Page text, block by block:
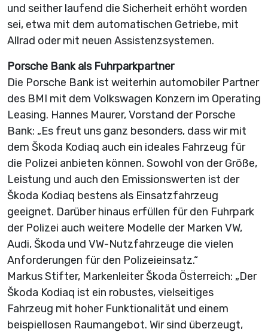
und seither laufend die Sicherheit erhöht worden
sei, etwa mit dem automatischen Getriebe, mit
Allrad oder mit neuen Assistenzsystemen.
Porsche Bank als Fuhrparkpartner
Die Porsche Bank ist weiterhin automobiler Partner
des BMI mit dem Volkswagen Konzern im Operating
Leasing. Hannes Maurer, Vorstand der Porsche
Bank: „Es freut uns ganz besonders, dass wir mit
dem Škoda Kodiaq auch ein ideales Fahrzeug für
die Polizei anbieten können. Sowohl von der Größe,
Leistung und auch den Emissionswerten ist der
Škoda Kodiaq bestens als Einsatzfahrzeug
geeignet. Darüber hinaus erfüllen für den Fuhrpark
der Polizei auch weitere Modelle der Marken VW,
Audi, Škoda und VW-Nutzfahrzeuge die vielen
Anforderungen für den Polizeieinsatz.“
Markus Stifter, Markenleiter Škoda Österreich: „Der
Škoda Kodiaq ist ein robustes, vielseitiges
Fahrzeug mit hoher Funktionalität und einem
beispiellosen Raumangebot. Wir sind überzeugt,